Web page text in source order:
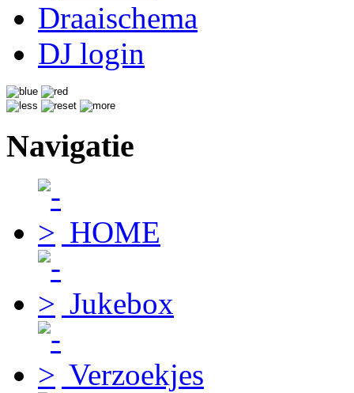
Draaischema
DJ login
Navigatie
HOME
Jukebox
Verzoekjes